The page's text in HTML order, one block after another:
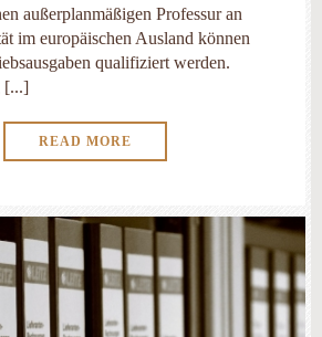
außerplanmäßigen Professur an
im europäischen Ausland können
qualifiziert werden.
[...]
READ MORE